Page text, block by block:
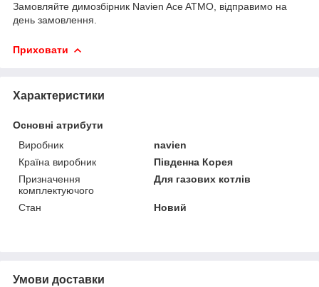
Замовляйте димозбірник Navien Ace ATMO, відправимо на
день замовлення.
Приховати
Характеристики
Основні атрибути
Виробник
navien
Країна виробник
Південна Корея
Призначення
комплектуючого
Для газових котлів
Стан Новий
Умови доставки